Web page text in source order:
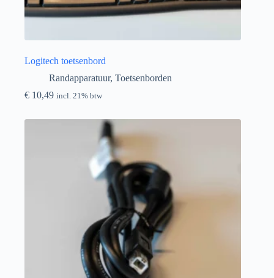
Logitech toetsenbord
Randapparatuur, Toetsenborden
€ 10,49 incl. 21% btw